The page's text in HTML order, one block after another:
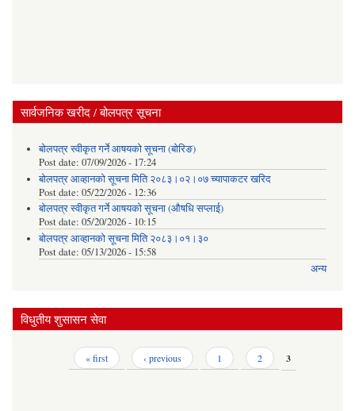
सार्वजनिक खरीद / बोलपत्र सूचना
बोलपत्र स्वीकृत गर्ने आषयको सूचना (बोरिङ)
Post date: 07/09/2026 - 17:24
बोलपत्र आव्हानको सूचना मिति २०८३।०२।०७ च्यापाकटर खरिद
Post date: 05/22/2026 - 12:36
बोलपत्र स्वीकृत गर्ने आषयको सूचना (औषधि सप्लाई)
Post date: 05/20/2026 - 10:15
बोलपत्र आव्हानको सूचना मिति २०८३।०१।३०
Post date: 05/13/2026 - 15:58
अन्य
विधुतीय शुसासन सेवा
« first ‹ previous 1 2 3